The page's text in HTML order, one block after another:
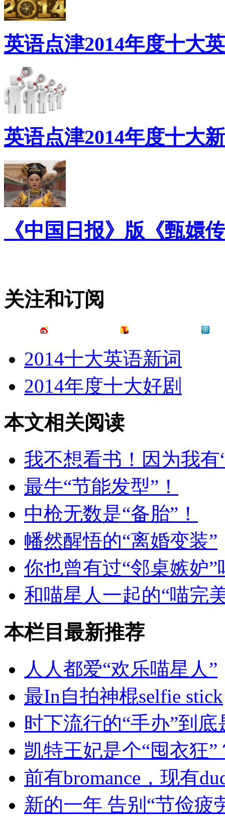
英语点津2014年度十大
英语点津2014年度十大
《中国日报》版《甄嬛
关注和订阅
2014十大英语新词
2014年度十大好剧
本文相关阅读
我不想看书！因为我有
最牛“节能发型”！
中枪无数是“备胎”！
幡然醒悟的“离婚变装”
你也曾有过“邻桌嫉妒”
和喵星人一起的“喵完
本栏目最新推荐
人人都爱“欢乐喵星人”
最In自拍神棍selfie stick
时下流行的“手办”到底
凯特王妃是个“囤衣狂”
前有bromance，现有
新的一年 告别“节俭疲